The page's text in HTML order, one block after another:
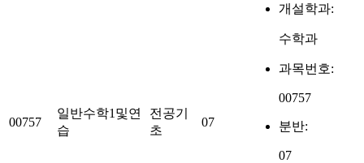
00757
일반수학1및연
습
전공기
초
07
개설학과:
수학과
과목번호:
00757
분반:
07